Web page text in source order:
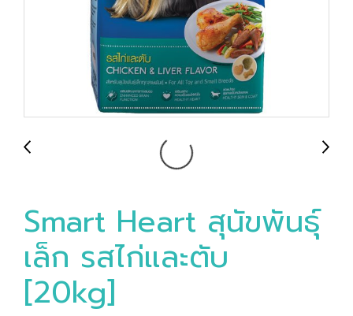
Smart Heart สุนัขพันธุ์
เล็ก รสไก่และตับ
[20kg]